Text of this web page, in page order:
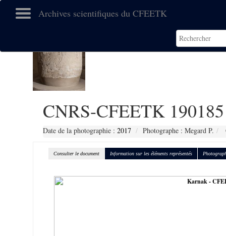
Archives scientifiques du CFEETK
CNRS-CFEETK 190185
Date de la photographie : 2017 Photographe : Megard P.
Consulter le document Information sur les éléments représentés